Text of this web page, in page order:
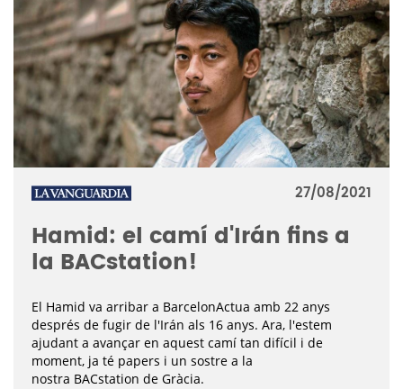
27/08/2021
Hamid: el camí d'Irán fins a
la BACstation!
El Hamid va arribar a BarcelonActua amb 22 anys
després de fugir de l'Irán als 16 anys. Ara, l'estem
ajudant a avançar en aquest camí tan difícil i de
moment, ja té papers i un sostre a la
nostra BACstation de Gràcia.